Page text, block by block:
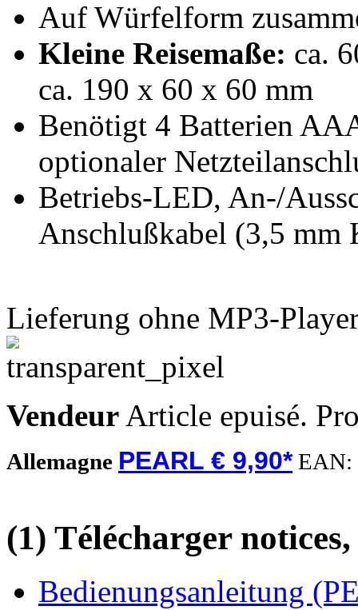
Auf Würfelform
Kleine Reisemaße: ca.
ca. 190 x 60 x 60 mm
Benötigt 4 Batterien
optionaler
Betriebs-LED, An-/
Anschlußkabel (3,5 mm
Lieferung ohne MP3-
Vendeur Article epuisé.
Allemagne PEARL € 9,90*EAN:
(1) Télécharger
Bedienungsanleitung